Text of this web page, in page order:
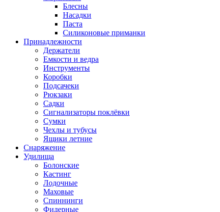
Блесны
Насадки
Паста
Силиконовые приманки
Принадлежности
Держатели
Емкости и ведра
Инструменты
Коробки
Подсачеки
Рюкзаки
Садки
Сигнализаторы поклёвки
Сумки
Чехлы и тубусы
Ящики летние
Снаряжение
Удилища
Болонские
Кастинг
Лодочные
Маховые
Спиннинги
Фидерные